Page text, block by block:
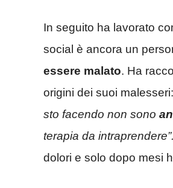
In seguito ha lavorato
social è ancora un
essere malato. Ha
origini dei suoi malesseri:
sto facendo non sono
terapia da intraprendere”.
dolori e solo dopo mesi